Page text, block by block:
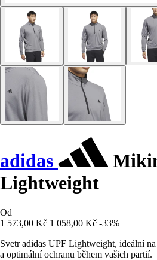
adidas
Lightweight
Od
1 573,00 Kč 1 058,00 Kč -33%
Svetr adidas UPF Lightweight, ideální
a optimální ochranu během vašich partií.